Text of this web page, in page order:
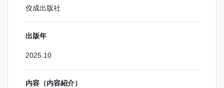
佼成出版社
出版年
2025.10
内容（内容紹介）